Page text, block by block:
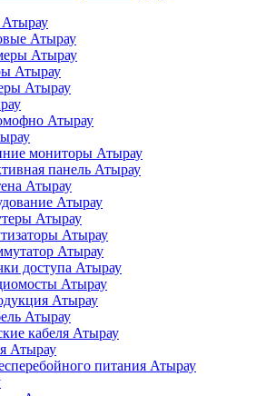
Атырау
Атырау
Атырау
Атырау
Атырау
мониторы Атырау
панель Атырау
Атырау
Атырау
Атырау
Атырау
Атырау
доступа Атырау
Атырау
Атырау
Атырау
кабеля Атырау
Атырау
питания Атырау